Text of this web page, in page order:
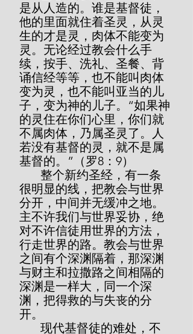
是从人造的。谁是基督徒，
他的里面就住着圣灵，从灵
生的才是灵，肉体不能变为
灵。无论经过教会什么手
续，按手、洗礼、圣餐、背
诵信经等等，也不能叫肉体
变为灵，也不能叫亚当的儿
子，变为神的儿子。“如果神
的灵住在你们心里，你们就
不属肉体，乃属圣灵了。人
若没有基督的灵，就不是属
基督的。”（罗8：9）
很明显的线，把教会与世界
分开，中间并无缓冲之地。
主不许我们与世界妥协，绝
对不许信徒用世界的方法，
行走世界的路。教会与世界
之间有个深渊隔着，那深渊
与财主和拉撒路之间相隔的
深渊是一样大，同一个深
渊，把得救的与失丧的分
开。